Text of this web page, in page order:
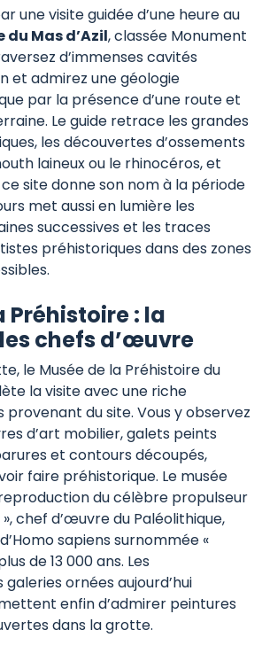
une visite guidée d’une heure au
du Mas d’Azil, classée Monument
d’immenses cavités
et admirez une géologie
par la présence d’une route et
Le guide retrace les grandes
les découvertes d’ossements
laineux ou le rhinocéros, et
site donne son nom à la période
met aussi en lumière les
successives et les traces
préhistoriques dans des zones
Préhistoire : la
chefs d’œuvre
le Musée de la Préhistoire du
la visite avec une riche
provenant du site. Vous y observez
d’art mobilier, galets peints
et contours découpés,
faire préhistorique. Le musée
du célèbre propulseur
», chef d’œuvre du Paléolithique,
sapiens surnommée «
de 13 000 ans. Les
ornées aujourd’hui
enfin d’admirer peintures
dans la grotte.